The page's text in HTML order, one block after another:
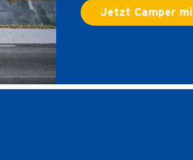
Jetzt Camper